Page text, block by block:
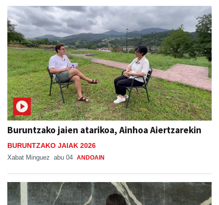
Buruntzako jaien atarikoa, Ainhoa Aiertzarekin
BURUNTZAKO JAIAK 2026
Xabat Minguez abu 04 ANDOAIN